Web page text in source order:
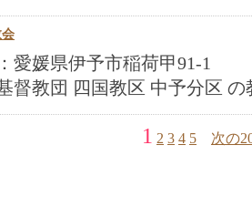
愛媛県伊予市稲荷甲91-1
督教団 四国教区 中予分区 の
1 2 3 4 5 次の